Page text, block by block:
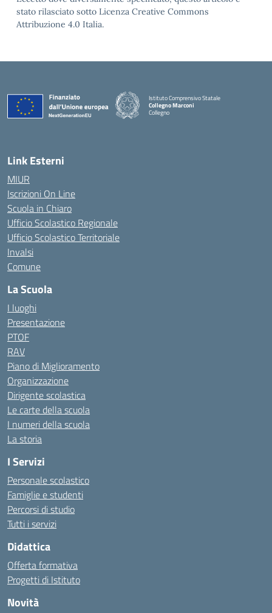
stato rilasciato sotto Licenza Creative Commons
Attribuzione 4.0 Italia.
Istituto Comprensivo Statale
Collegno Marconi
Collegno
Link Esterni
MIUR
Iscrizioni On Line
Scuola in Chiaro
Ufficio Scolastico Regionale
Ufficio Scolastico Territoriale
Invalsi
Comune
La Scuola
I luoghi
Presentazione
PTOF
RAV
Piano di Miglioramento
Organizzazione
Dirigente scolastica
Le carte della scuola
I numeri della scuola
La storia
I Servizi
Personale scolastico
Famiglie e studenti
Percorsi di studio
Tutti i servizi
Didattica
Offerta formativa
Progetti di Istituto
Novità